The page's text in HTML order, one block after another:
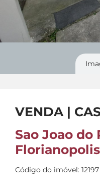
VENDA |
Sao Joao do
Código do imóvel: 12197